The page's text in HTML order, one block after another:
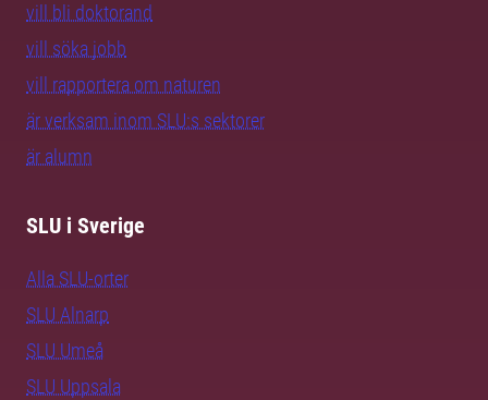
vill bli doktorand
vill söka jobb
vill rapportera om naturen
är verksam inom SLU:s sektorer
är alumn
SLU i Sverige
Alla SLU-orter
SLU Alnarp
SLU Umeå
SLU Uppsala